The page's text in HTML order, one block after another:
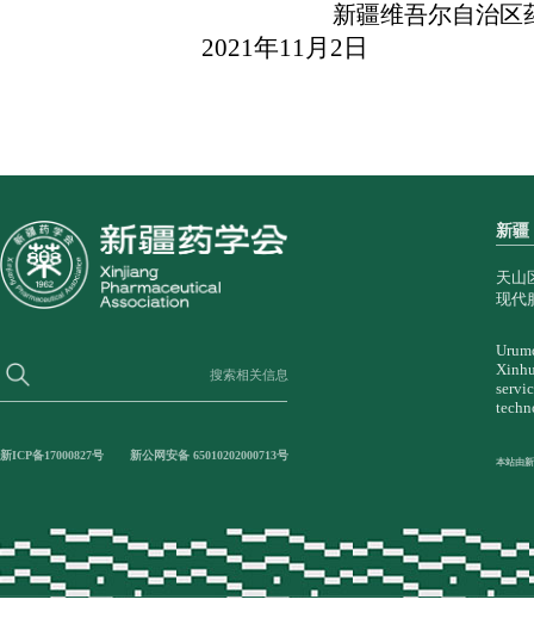
新疆维吾尔自治区
2021年11月 2 日
搜索相关信息
新ICP备17000827号 新公网安备 65010202000713号
新疆
天山
现代
本站由